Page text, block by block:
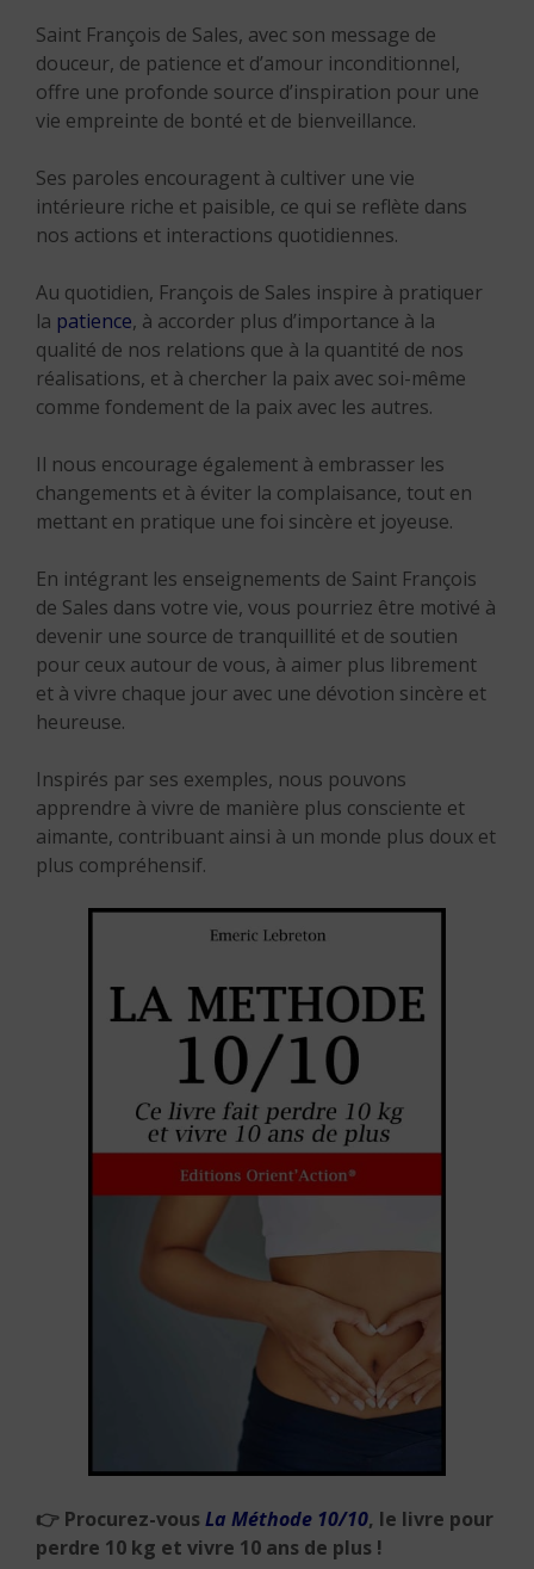
Saint François de Sales, avec son message de
douceur, de patience et d’amour inconditionnel,
offre une profonde source d’inspiration pour une
vie empreinte de bonté et de bienveillance.
Ses paroles encouragent à cultiver une vie
intérieure riche et paisible, ce qui se reflète dans
nos actions et interactions quotidiennes.
Au quotidien, François de Sales inspire à pratiquer
la patience, à accorder plus d’importance à la
qualité de nos relations que à la quantité de nos
réalisations, et à chercher la paix avec soi-même
comme fondement de la paix avec les autres.
Il nous encourage également à embrasser les
changements et à éviter la complaisance, tout en
mettant en pratique une foi sincère et joyeuse.
En intégrant les enseignements de Saint François
de Sales dans votre vie, vous pourriez être motivé à
devenir une source de tranquillité et de soutien
pour ceux autour de vous, à aimer plus librement
et à vivre chaque jour avec une dévotion sincère et
heureuse.
Inspirés par ses exemples, nous pouvons
apprendre à vivre de manière plus consciente et
aimante, contribuant ainsi à un monde plus doux et
plus compréhensif.
👉 Procurez-vous La Méthode 10/10, le livre pour
perdre 10 kg et vivre 10 ans de plus !